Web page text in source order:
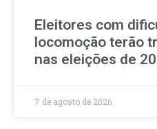
Eleitores com
locomoção terão
nas eleições de
7 de agosto de 2026